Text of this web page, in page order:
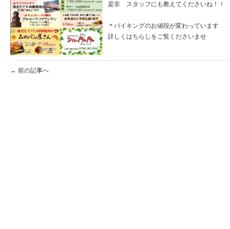
是非 スタッフにも教えてくださいね！！
＊バイキングのお値段が変わっています
詳しくはちらしをご覧くださいませ
← 前の記事へ